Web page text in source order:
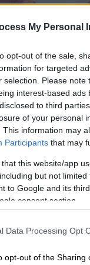
My Personal
opt-out of the sale,
for targeted
selection. Please
interest-based
to third
of your personal
This information may
Participants that may
that this website/app
but not
to Google and its
consent section.
Data Processing Opt
opt-out of the Sharing
το ΕΘΝΟΣ στη
του ΟΛΠ
έργο
ένα
χαρακτήρα,
ζήτημα
της νοτιο-